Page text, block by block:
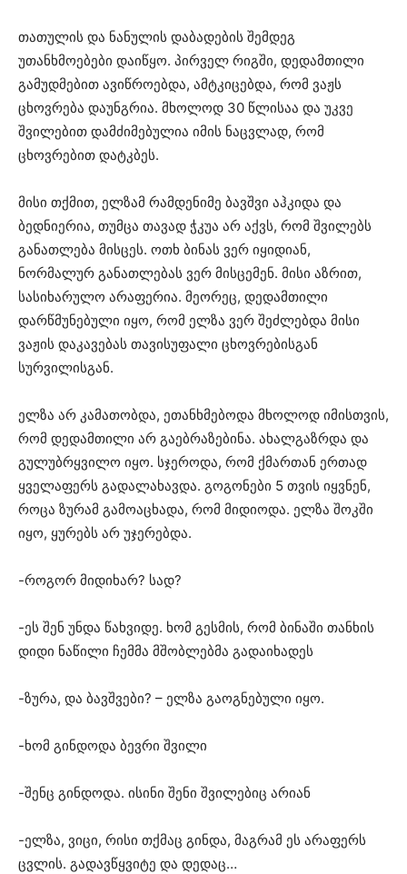
თათულის და ნანულის დაბადების შემდეგ
უთანხმოებები დაიწყო. პირველ რიგში, დედამთილი
გამუდმებით ავიწროებდა, ამტკიცებდა, რომ ვაჟს
ცხოვრება დაუნგრია. მხოლოდ 30 წლისაა და უკვე
შვილებით დამძიმებულია იმის ნაცვლად, რომ
ცხოვრებით დატკბეს.
მისი თქმით, ელზამ რამდენიმე ბავშვი აჰკიდა და
ბედნიერია, თუმცა თავად ჭკუა არ აქვს, რომ შვილებს
განათლება მისცეს. ოთხ ბინას ვერ იყიდიან,
ნორმალურ განათლებას ვერ მისცემენ. მისი აზრით,
სასიხარულო არაფერია. მეორეც, დედამთილი
დარწმუნებული იყო, რომ ელზა ვერ შეძლებდა მისი
ვაჟის დაკავებას თავისუფალი ცხოვრებისგან
სურვილისგან.
ელზა არ კამათობდა, ეთანხმებოდა მხოლოდ იმისთვის,
რომ დედამთილი არ გაებრაზებინა. ახალგაზრდა და
გულუბრყვილო იყო. სჯეროდა, რომ ქმართან ერთად
ყველაფერს გადალახავდა. გოგონები 5 თვის იყვნენ,
როცა ზურამ გამოაცხადა, რომ მიდიოდა. ელზა შოკში
იყო, ყურებს არ უჯერებდა.
-როგორ მიდიხარ? სად?
-ეს შენ უნდა წახვიდე. ხომ გესმის, რომ ბინაში თანხის
დიდი ნაწილი ჩემმა მშობლებმა გადაიხადეს
-ზურა, და ბავშვები? – ელზა გაოგნებული იყო.
-ხომ გინდოდა ბევრი შვილი
-შენც გინდოდა. ისინი შენი შვილებიც არიან
-ელზა, ვიცი, რისი თქმაც გინდა, მაგრამ ეს არაფერს
ცვლის. გადავწყვიტე და დედაც…